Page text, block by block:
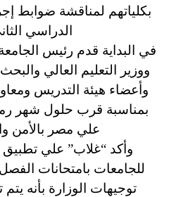
بكلياتهم لمناقشة ضوابط
الدراسي الثاني
في البداية قدم رئيس الجامعة
ووزير التعليم العالي
وأعضاء هيئة التدريس
بمناسبة قرب حلول شهر
علي مصر بالأمن
وأكد “غلاب” علي
للجامعات بامتحانات
توجيهات الوزارة بأنه